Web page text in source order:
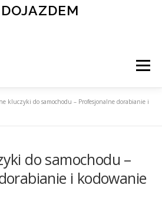
Menu
KONTAKT
kluczyki do samochodu – Profesjonalne dorabianie i
do samochodu –
i kodowanie